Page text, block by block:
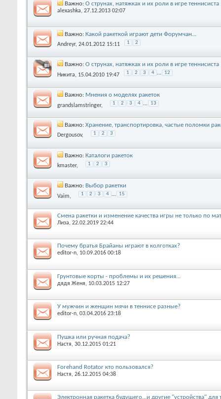
Важно: О струнах, натяжках и их роли в игре теннисиста
alexashka, 27.12.2013 02:07
Важно: Какой ракеткой играют дети Форумчан...
Andreyr, 24.01.2012 15:11 1 2
Важно: О струнах, натяжках и их роли в игре теннисиста
Никита, 15.04.2010 19:47 1 2 3 4 ... 12
Важно: Мнения о моделях ракеток
grandslamstringer, 1 2 3 4 ... 13
Важно: Хранение, транспортировка, частые поломки
Dergousov, 1 2 3
Важно: Каталоги ракеток
kmaster, 1 2 3
Важно: Выбор ракетки
Vaim, 1 2 3 4 ... 15
Смена ракетки и изменение качества игры не только по
Лиза, 22.02.2019 22:44
Почему братья Брайаны играют в колготках?
editor-n, 10.09.2016 00:18
Грунтовые корты - проблемы и их решения...
дядя Женя, 10.03.2015 12:27
У мужчин и женщин мячи в теннисе разные?
editor-n, 03.04.2016 23:18
Пушка или ручная подача?
Настя, 30.12.2015 01:21
Forehand Rotator кто пользовался?
Настя, 26.12.2015 04:38
Электронная ракетка будущего...и другие "устройства" для